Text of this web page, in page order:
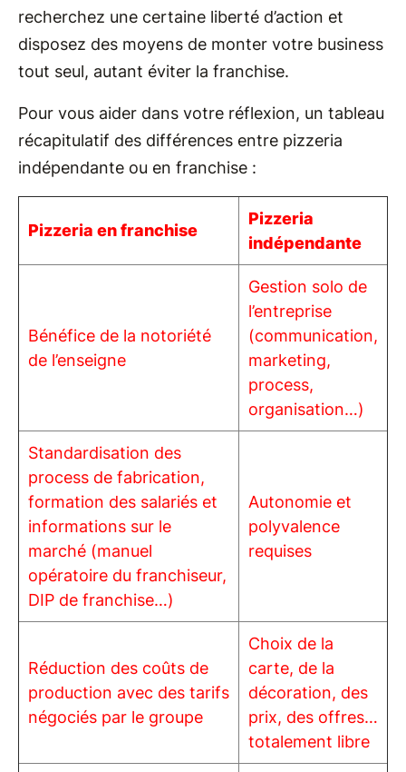
recherchez une certaine liberté d’action et
disposez des moyens de monter votre business
tout seul, autant éviter la franchise.
Pour vous aider dans votre réflexion, un tableau
récapitulatif des différences entre pizzeria
indépendante ou en franchise :
Pizzeria en franchise
Pizzeria
indépendante
Bénéfice de la notoriété
de l’enseigne
Gestion solo de
l’entreprise
(communication,
marketing,
process,
organisation…)
Standardisation des
process de fabrication,
formation des salariés et
informations sur le
marché (manuel
opératoire du franchiseur,
DIP de franchise…)
Autonomie et
polyvalence
requises
Réduction des coûts de
production avec des tarifs
négociés par le groupe
Choix de la
carte, de la
décoration, des
prix, des offres…
totalement libre